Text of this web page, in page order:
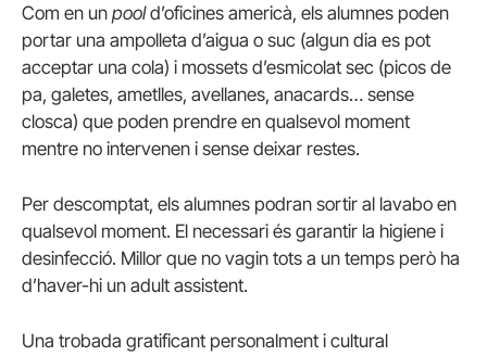
Com en un poold’oficines americà, els alumnes poden
portar una ampolleta d’aigua o suc (algun dia es pot
acceptar una cola) i mossets d’esmicolat sec (picos de
pa, galetes, ametlles, avellanes, anacards… sense
closca) que poden prendre en qualsevol moment
mentre no intervenen i sense deixar restes.
Per descomptat, els alumnes podran sortir al lavabo en
qualsevol moment. El necessari és garantir la higiene i
desinfecció. Millor que no vagin tots a un temps però ha
d’haver-hi un adult assistent.
Una trobada gratificant personalment i cultural